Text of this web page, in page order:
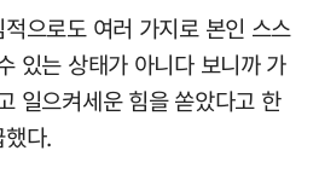
으로도 여러 가지로 본인 스스
있는 상태가 아니다 보니까 가
일으켜세운 힘을 쏟았다고 한
다.